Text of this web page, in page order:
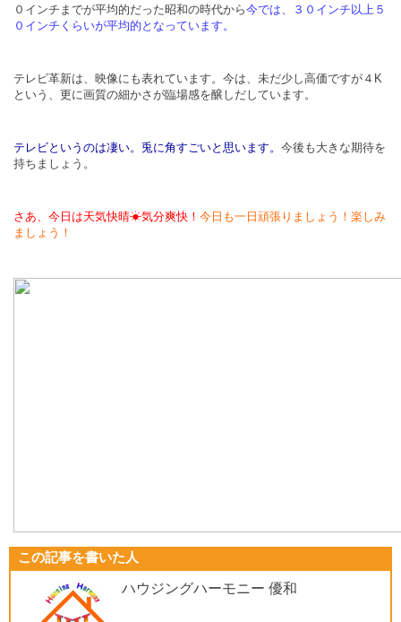
０インチまでが平均的だった昭和の時代から今では、３０インチ以上５
０インチくらいが平均的となっています。
テレビ革新は、映像にも表れています。今は、未だ少し高価ですが４K
という、更に画質の細かさが臨場感を醸しだしています。
テレビというのは凄い。兎に角すごいと思います。 今後も大きな期待を
持ちましょう。
さあ、今日は天気快晴☀気分爽快！ 今日も一日頑張りましょう！楽しみ
ましょう！
この記事を書いた人
ハウジングハーモニー 優和